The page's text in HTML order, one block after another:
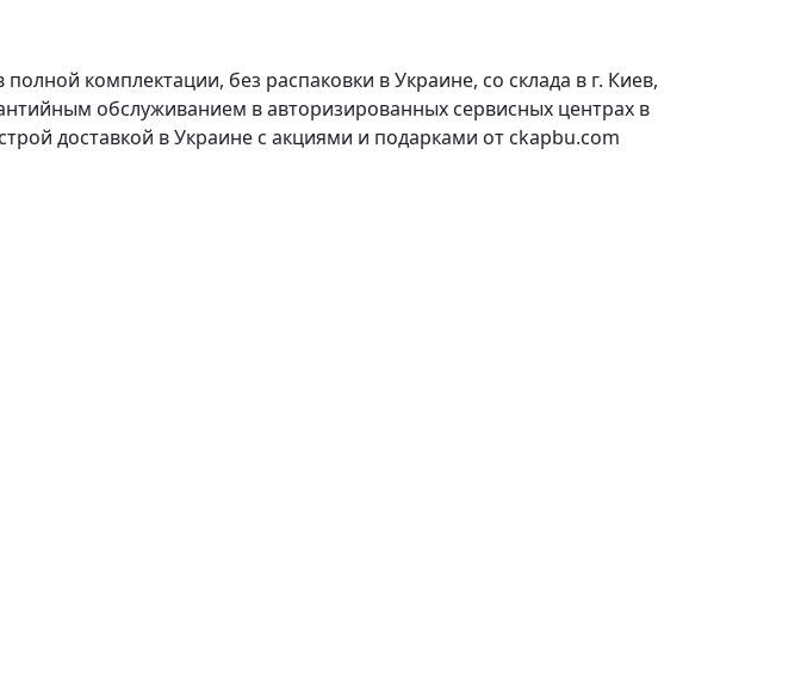
комплектации, без распаковки в Украине, со склада в г. Киев,
обслуживанием в авторизированных сервисных центрах в
доставкой в Украине с акциями и подарками от ckapbu.com